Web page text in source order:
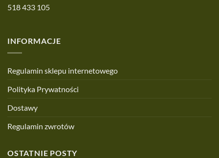
518 433 105
INFORMACJE
Regulamin sklepu internetowego
Polityka Prywatności
Dostawy
Regulamin zwrotów
OSTATNIE POSTY